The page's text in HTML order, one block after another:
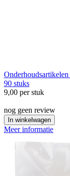
Onderhoudsartikelen
90 stuks
9,00 per stuk
nog geen review
In winkelwagen
Meer informatie